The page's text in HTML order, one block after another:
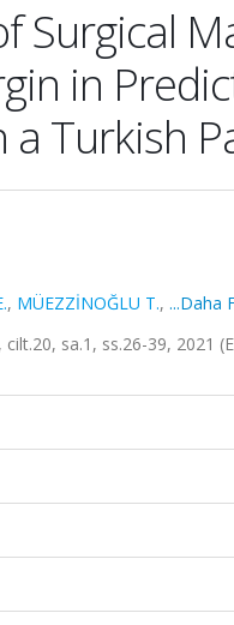
Surgical
in
a Turkish
, MÜEZZİNOĞLU T., ...Daha
sa.1, ss.26-39, 2021